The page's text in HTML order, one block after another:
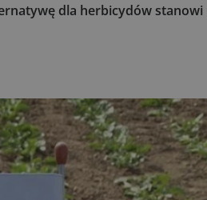
dla herbicydów stanowi